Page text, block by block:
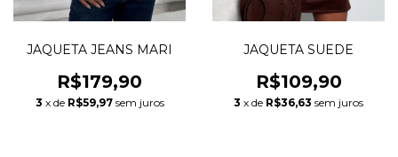
JAQUETA JEANS MARI
R$179,90
3 x de R$59,97 sem juros
JAQUETA SUEDE
R$109,90
3 x de R$36,63 sem juros